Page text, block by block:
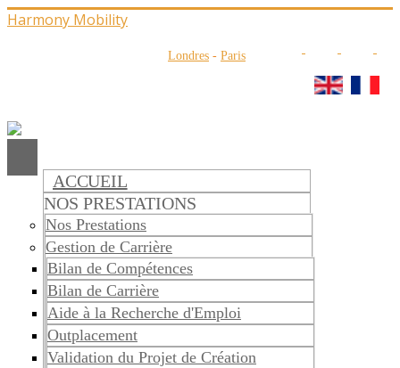
Harmony Mobility
Londres - Paris
ACCUEIL
NOS PRESTATIONS
Nos Prestations
Gestion de Carrière
Bilan de Compétences
Bilan de Carrière
Aide à la Recherche d'Emploi
Outplacement
Validation du Projet de Création